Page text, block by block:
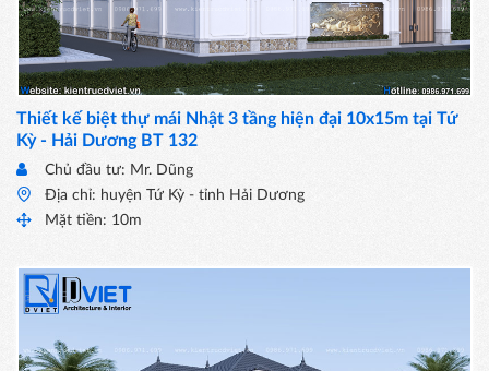
Thiết kế biệt thự mái Nhật 3 tầng hiện đại 10x15m tại Tứ
Kỳ - Hải Dương BT 132
Chủ đầu tư: Mr. Dũng
Địa chỉ: huyện Tứ Kỳ - tỉnh Hải Dương
Mặt tiền: 10m